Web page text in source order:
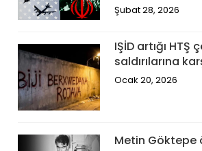
Şubat 28, 2026
IŞİD artığı HTŞ
saldırılarına
Ocak 20, 2026
Metin Göktepe